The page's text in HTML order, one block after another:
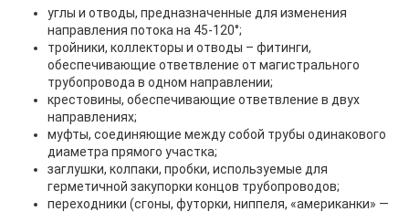
углы и отводы, предназначенные для изменения
направления потока на 45-120°;
тройники, коллекторы и отводы – фитинги,
обеспечивающие ответвление от магистрального
трубопровода в одном направлении;
крестовины, обеспечивающие ответвление в двух
направлениях;
муфты, соединяющие между собой трубы одинакового
диаметра прямого участка;
заглушки, колпаки, пробки, используемые для
герметичной закупорки концов трубопроводов;
переходники (сгоны, футорки, ниппеля, «американки» —